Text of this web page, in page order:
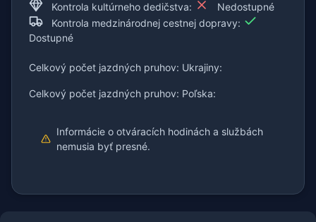
Kontrola kultúrneho dedičstva:
Nedostupné
Kontrola medzinárodnej cestnej dopravy:
Dostupné
Celkový počet jazdných pruhov: Ukrajiny:
Celkový počet jazdných pruhov: Poľska:
Informácie o otváracích hodinách a službách
nemusia byť presné.